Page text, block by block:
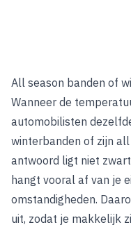
All season banden of
Wanneer de
automobilisten
winterbanden of zijn
antwoord ligt niet
hangt vooral af van je
omstandigheden.
uit, zodat je makkelijk